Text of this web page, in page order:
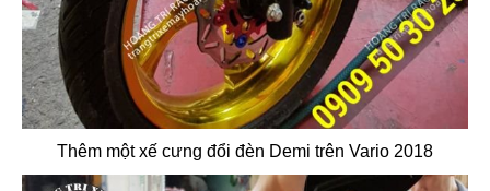
Thêm một xế cưng đổi đèn Demi trên Vario 2018